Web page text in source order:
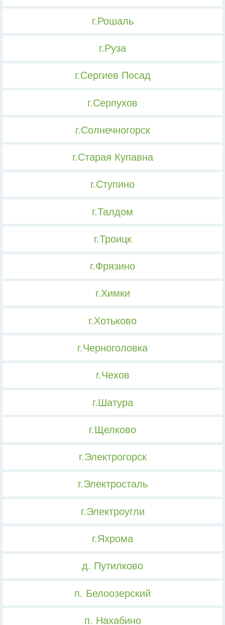
г.Рошаль
г.Руза
г.Сергиев Посад
г.Серпухов
г.Солнечногорск
г.Старая Купавна
г.Ступино
г.Талдом
г.Троицк
г.Фрязино
г.Химки
г.Хотьково
г.Черноголовка
г.Чехов
г.Шатура
г.Щелково
г.Электрогорск
г.Электросталь
г.Электроугли
г.Яхрома
д. Путилково
п. Белоозерский
п. Нахабино